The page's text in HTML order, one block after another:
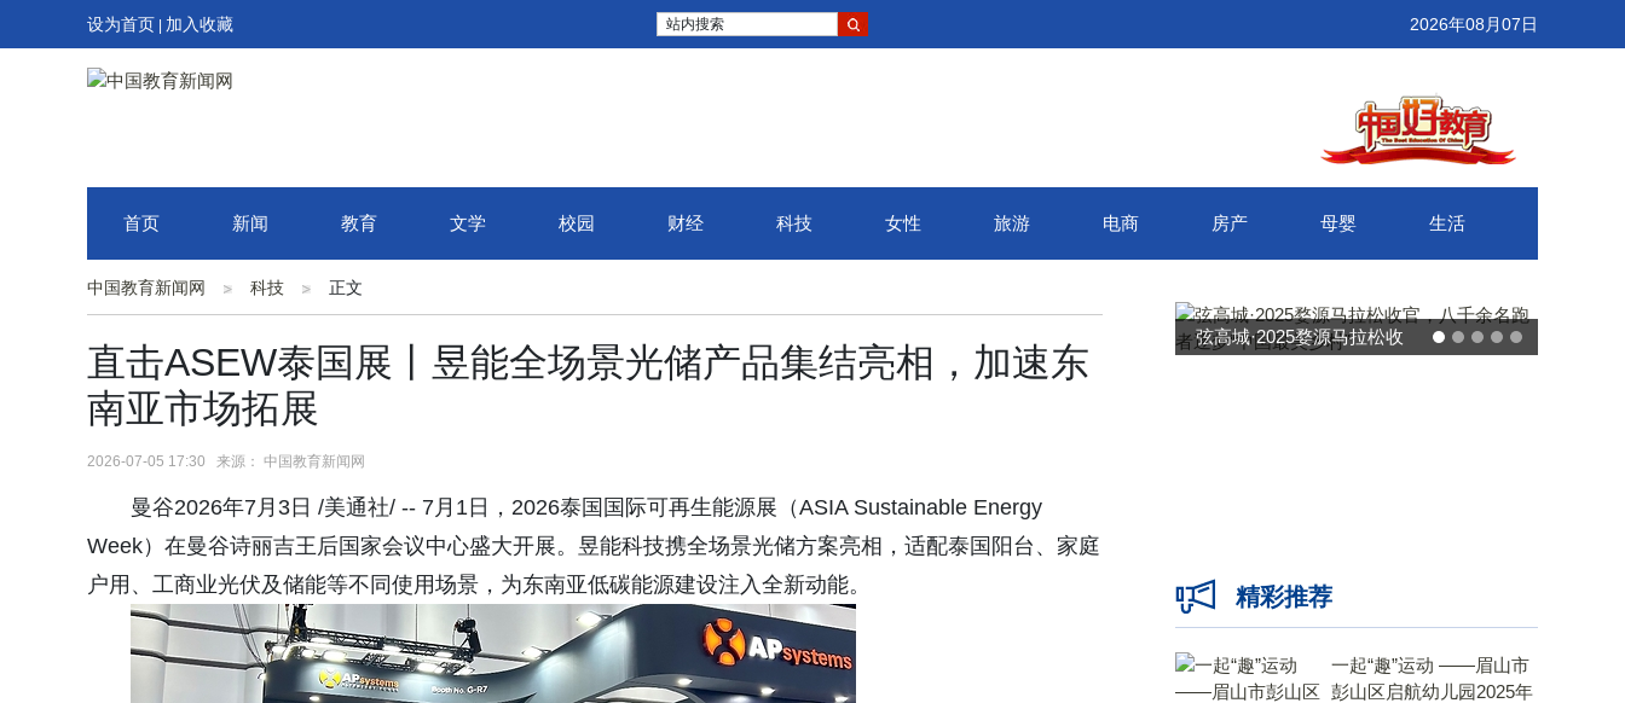
设为首页 加入收藏 站内搜索 2026年08月07日
首页 新闻 教育 文学 校园 财经 科技 女性 旅游 电商 房产 母婴 生活
中国教育新闻网 科技 正文
直击ASEW泰国展丨昱能全场景光储产品集结亮相，加速东
南亚市场拓展
2026-07-05 17:30 来源： 中国教育新闻网
曼谷2026年7月3日 /美通社/ -- 7月1日，2026泰国国际可再生能源展（ASIA Sustainable Energy
Week）在曼谷诗丽吉王后国家会议中心盛大开展。昱能科技携全场景光储方案亮相，适配泰国阳台、家庭
户用、工商业光伏及储能等不同使用场景，为东南亚低碳能源建设注入全新动能。
武汉百联奥莱年度感恩季 承
精彩推荐
一起“趣”运动 ——眉山市
彭山区启航幼儿园2025年